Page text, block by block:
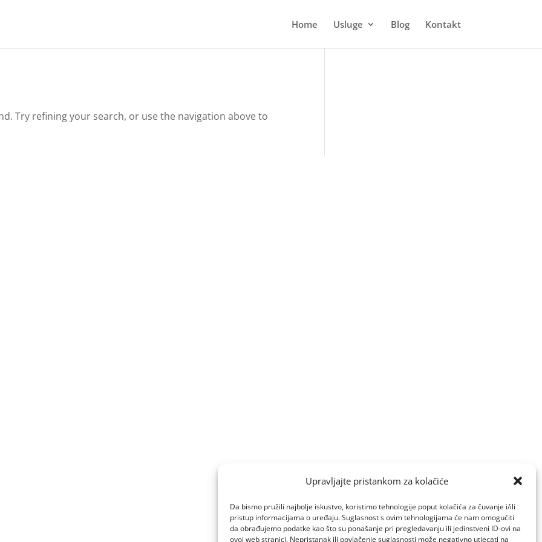
Upravljajte pristankom za kolačiće
Da bismo pružili najbolje iskustvo, koristimo tehnologije poput kolačića za čuvanje i/ili
pristup informacijama o uređaju. Suglasnost s ovim tehnologijama će nam omogućiti
da obrađujemo podatke kao što su ponašanje pri pregledavanju ili jedinstveni ID-ovi na
ovoj web stranici. Nepristanak ili povlačenje suglasnosti može negativno utjecati na
Home Usluge Blog Kontakt
Try refining your search, or use the navigation above to